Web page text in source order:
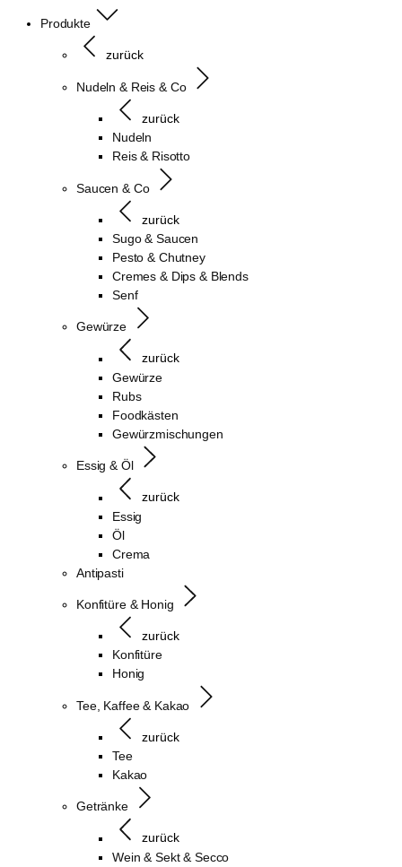
Produkte
zurück
Nudeln & Reis & Co
zurück
Nudeln
Reis & Risotto
Saucen & Co
zurück
Sugo & Saucen
Pesto & Chutney
Cremes & Dips & Blends
Senf
Gewürze
zurück
Gewürze
Rubs
Foodkästen
Gewürzmischungen
Essig & Öl
zurück
Essig
Öl
Crema
Antipasti
Konfitüre & Honig
zurück
Konfitüre
Honig
Tee, Kaffee & Kakao
zurück
Tee
Kakao
Getränke
zurück
Wein & Sekt & Secco